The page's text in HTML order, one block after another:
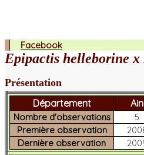
Facebook
Epipactis helleborine
Présentation
Département
Ain
Nombre d'observations 5
Première observation
Dernière observation